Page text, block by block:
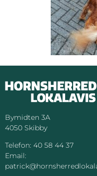
Bymidten 3A
4050 Skibby
Telefon: 40 58 44 37
Email: